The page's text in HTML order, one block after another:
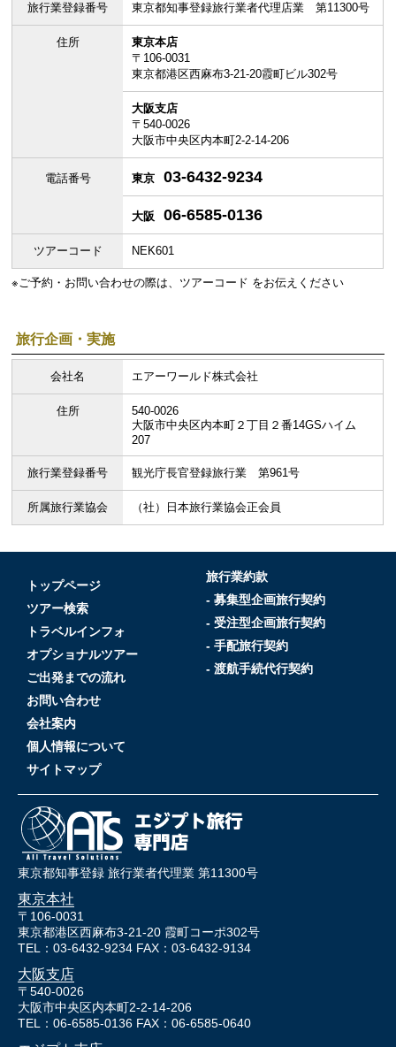
旅行業登録番号 東京都知事登録旅行業者代理店業 第11300号
住所
東京本店
〒106-0031
東京都港区西麻布3-21-20霞町ビル302号
大阪支店
〒540-0026
大阪市中央区内本町2-2-14-206
電話番号 東京 03-6432-9234
大阪 06-6585-0136
ツアーコード NEK601
※ご予約・お問い合わせの際は、ツアーコード をお伝えください
旅行企画・実施
会社名 エアーワールド株式会社
住所
540-0026
大阪市中央区内本町２丁目２番14GSハイム
207
旅行業登録番号 観光庁長官登録旅行業 第961号
所属旅行業協会 （社）日本旅行業協会正会員
トップページ
ツアー検索
トラベルインフォ
オプショナルツアー
ご出発までの流れ
お問い合わせ
会社案内
個人情報について
サイトマップ
旅行業約款
- 募集型企画旅行契約
- 受注型企画旅行契約
- 手配旅行契約
- 渡航手続代行契約
東京都知事登録 旅行業者代理業 第11300号
東京本社
〒106-0031
東京都港区西麻布3-21-20 霞町コーポ302号
TEL：03-6432-9234 FAX：03-6432-9134
大阪支店
〒540-0026
大阪市中央区内本町2-2-14-206
TEL：06-6585-0136 FAX：06-6585-0640